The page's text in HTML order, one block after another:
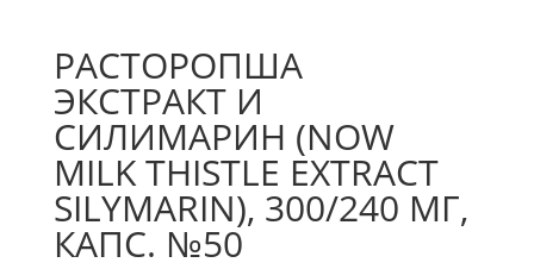
РАСТОРОПША
ЭКСТРАКТ И
СИЛИМАРИН (NOW
MILK THISTLE EXTRACT
SILYMARIN), 300/240 МГ,
КАПС. №50